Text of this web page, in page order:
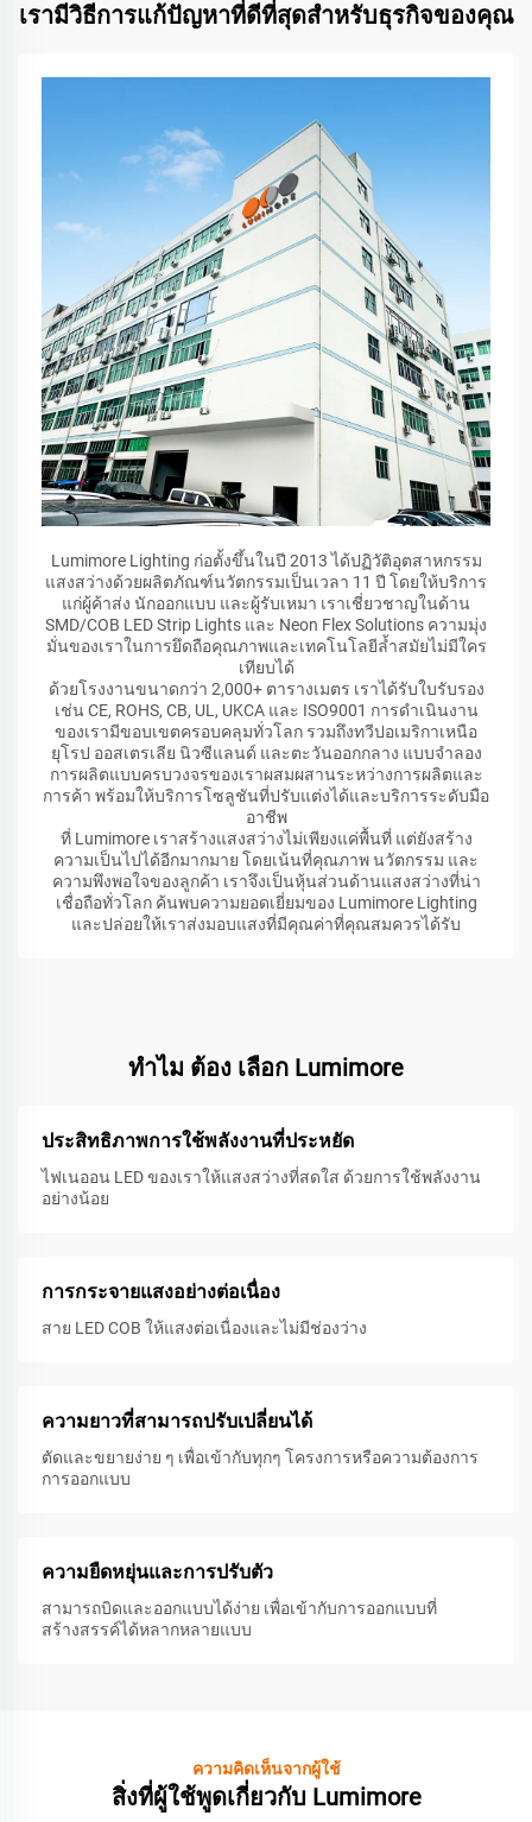
เรามีวิธีการแก้ปัญหาที่ดีที่สุดสำหรับธุรกิจของคุณ
Lumimore Lighting ก่อตั้งขึ้นในปี 2013 ได้ปฏิวัติอุตสาหกรรม
แสงสว่างด้วยผลิตภัณฑ์นวัตกรรมเป็นเวลา 11 ปี โดยให้บริการ
แก่ผู้ค้าส่ง นักออกแบบ และผู้รับเหมา เราเชี่ยวชาญในด้าน
SMD/COB LED Strip Lights และ Neon Flex Solutions ความมุ่ง
มั่นของเราในการยึดถือคุณภาพและเทคโนโลยีล้ำสมัยไม่มีใคร
เทียบได้
ด้วยโรงงานขนาดกว่า 2,000+ ตารางเมตร เราได้รับใบรับรอง
เช่น CE, ROHS, CB, UL, UKCA และ ISO9001 การดำเนินงาน
ของเรามีขอบเขตครอบคลุมทั่วโลก รวมถึงทวีปอเมริกาเหนือ
ยุโรป ออสเตรเลีย นิวซีแลนด์ และตะวันออกกลาง แบบจำลอง
การผลิตแบบครบวงจรของเราผสมผสานระหว่างการผลิตและ
การค้า พร้อมให้บริการโซลูชันที่ปรับแต่งได้และบริการระดับมือ
อาชีพ
ที่ Lumimore เราสร้างแสงสว่างไม่เพียงแค่พื้นที่ แต่ยังสร้าง
ความเป็นไปได้อีกมากมาย โดยเน้นที่คุณภาพ นวัตกรรม และ
ความพึงพอใจของลูกค้า เราจึงเป็นหุ้นส่วนด้านแสงสว่างที่น่า
เชื่อถือทั่วโลก ค้นพบความยอดเยี่ยมของ Lumimore Lighting
และปล่อยให้เราส่งมอบแสงที่มีคุณค่าที่คุณสมควรได้รับ
ทําไม ต้อง เลือก Lumimore
ประสิทธิภาพการใช้พลังงานที่ประหยัด
ไฟเนออน LED ของเราให้แสงสว่างที่สดใส ด้วยการใช้พลังงาน
อย่างน้อย
การกระจายแสงอย่างต่อเนื่อง
สาย LED COB ให้แสงต่อเนื่องและไม่มีช่องว่าง
ความยาวที่สามารถปรับเปลี่ยนได้
ตัดและขยายง่าย ๆ เพื่อเข้ากับทุกๆ โครงการหรือความต้องการ
การออกแบบ
ความยืดหยุ่นและการปรับตัว
สามารถบิดและออกแบบได้ง่าย เพื่อเข้ากับการออกแบบที่
สร้างสรรค์ได้หลากหลายแบบ
ความคิดเห็นจากผู้ใช้
สิ่งที่ผู้ใช้พูดเกี่ยวกับ Lumimore